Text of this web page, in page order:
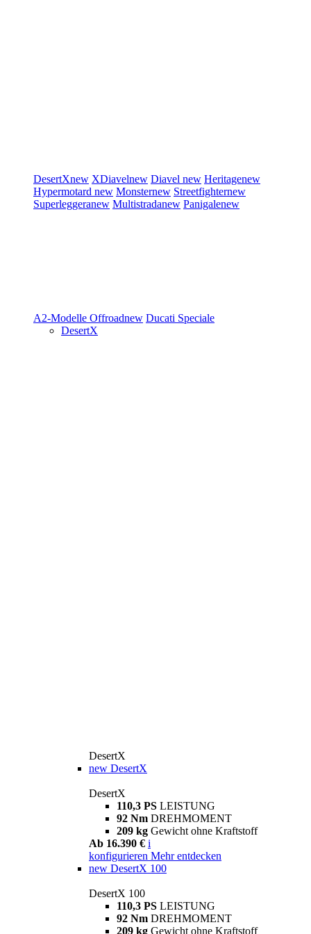
DesertXnew XDiavelnew Diavel new Heritagenew
Hypermotard new Monsternew Streetfighternew
Superleggeranew Multistradanew Panigalenew
A2-Modelle Offroadnew Ducati Speciale
DesertX
DesertX
new DesertX
DesertX
110,3 PS LEISTUNG
92 Nm DREHMOMENT
209 kg Gewicht ohne Kraftstoff
Ab 16.390 € i
konfigurieren Mehr entdecken
new DesertX 100
DesertX 100
110,3 PS LEISTUNG
92 Nm DREHMOMENT
209 kg Gewicht ohne Kraftstoff